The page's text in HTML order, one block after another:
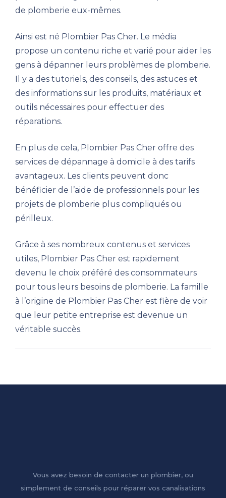
de plomberie eux-mêmes.
Ainsi est né Plombier Pas Cher. Le média
propose un contenu riche et varié pour aider les
gens à dépanner leurs problèmes de plomberie.
Il y a des tutoriels, des conseils, des astuces et
des informations sur les produits, matériaux et
outils nécessaires pour effectuer des
réparations.
En plus de cela, Plombier Pas Cher offre des
services de dépannage à domicile à des tarifs
avantageux. Les clients peuvent donc
bénéficier de l’aide de professionnels pour les
projets de plomberie plus compliqués ou
périlleux.
Grâce à ses nombreux contenus et services
utiles, Plombier Pas Cher est rapidement
devenu le choix préféré des consommateurs
pour tous leurs besoins de plomberie. La famille
à l’origine de Plombier Pas Cher est fière de voir
que leur petite entreprise est devenue un
véritable succès.
Vous avez besoin de contacter un plombier, ou
simplement de conseils pour réparer vos canalisations